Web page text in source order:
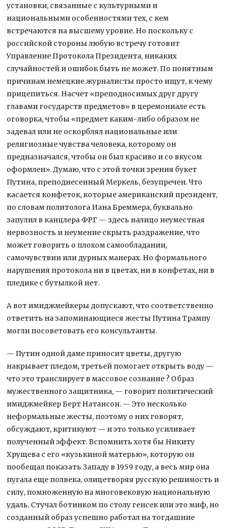
установки, связанные с культурными и
национальными особенностями тех, с кем
встречаются на высшему уровне. Но поскольку с
российской стороны любую встречу готовит
Управление Протокола Президента, никаких
случайностей и ошибок быть не может. По понятным
причинам немецкие журналисты просто ищут, к чему
прицепиться. Насчет «преподносимых друг другу
главами государств предметов» в церемониале есть
оговорка, чтобы «предмет каким-либо образом не
задевал или не оскорблял национальные или
религиозные чувства человека, которому он
предназначался, чтобы он был красиво и со вкусом
оформлен». Думаю, что с этой точки зрения букет
Путина, преподнесенный Меркель, безупречен. Что
касается конфеток, которые американский президент,
по словам политолога Иана Бреммера, буквально
запулил в канцлера ФРГ — здесь налицо неуместная
нервозность и неумение скрыть раздражение, что
может говорить о плохом самообладании,
самочувствии или дурных манерах. Но формального
нарушения протокола ни в цветах, ни в конфетах, ни в
пледике с бутылкой нет.
А вот имиджмейкеры допускают, что соответственно
ответить на запоминающиеся жесты Путина Трампу
могли посоветовать его консультанты.
— Путин одной даме приносит цветы, другую
накрывает пледом, третьей помогает открыть воду —
что это транслирует в массовое сознание ? Образ
мужественного защитника, — говорит политический
имиджмейкер Берт Натансон. — Это несколько
неформальные жесты, поэтому о них говорят,
обсуждают, критикуют — и это только усиливает
полученный эффект. Вспомнить хотя бы Никиту
Хрущева с его «кузькиной матерью», которую он
пообещал показать Западу в 1959 году, а весь мир она
пугала еще полвека, олицетворяя русскую решимость и
силу, помноженную на многовековую национальную
удаль. Стучал ботинком по столу генсек или это миф, но
созданный образ успешно работал на тогдашние